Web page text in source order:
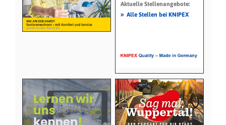
Aktuelle Stellenangebote:
» Alle Stellen bei KNIPEX